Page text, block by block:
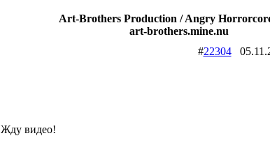
Art-Brothers Production / Angry
art-brothers.mine.nu
#22304
Жду видео!